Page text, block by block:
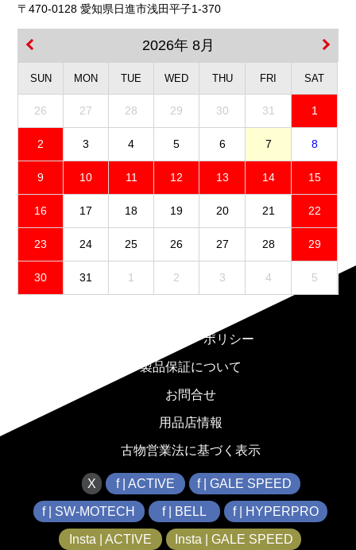
〒470-0128 愛知県日進市浅田平子1-370
2026年 8月
SUN MON TUE WED THU FRI SAT
26 27 28 29 30 31 1
2 3 4 5 6 7 8
9 10 11 12 13 14 15
16 17 18 19 20 21 22
23 24 25 26 27 28 29
30 31 1 2 3 4 5
プライバシーポリシー
製品保証について
お問合せ
用品店情報
古物営業法に基づく表示
X f | ACTIVE f | GALE SPEED
f | SW-MOTECH f | BELL f | HYPERPRO
Insta | ACTIVE Insta | GALE SPEED